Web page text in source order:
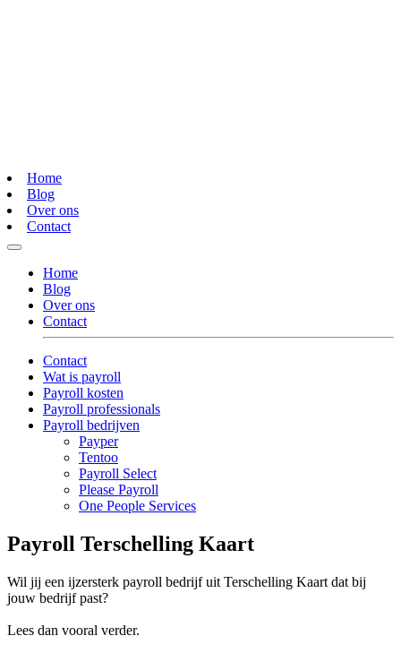
Home
Blog
Over ons
Contact
Home
Blog
Over ons
Contact
Contact
Wat is payroll
Payroll kosten
Payroll professionals
Payroll bedrijven
Payper
Tentoo
Payroll Select
Please Payroll
One People Services
Payroll Terschelling Kaart
Wil jij een ijzersterk payroll bedrijf uit Terschelling Kaart dat bij
jouw bedrijf past?
Lees dan vooral verder.